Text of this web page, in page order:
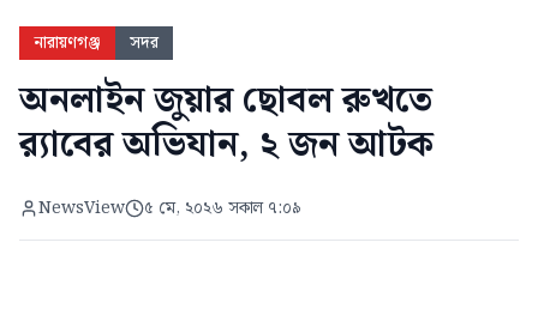
নারায়ণগঞ্জ সদর
অনলাইন জুয়ার ছোবল রুখতে
র‍্যাবের অভিযান, ২ জন আটক
NewsView ৫ মে, ২০২৬ সকাল ৭:০৯